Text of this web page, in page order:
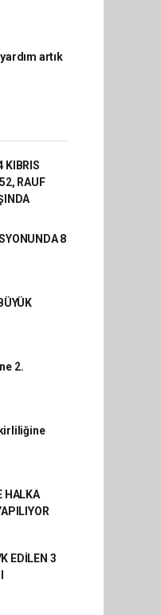
artık
KIBRIS
RAUF
8
2.
HALKA
EDİLEN 3